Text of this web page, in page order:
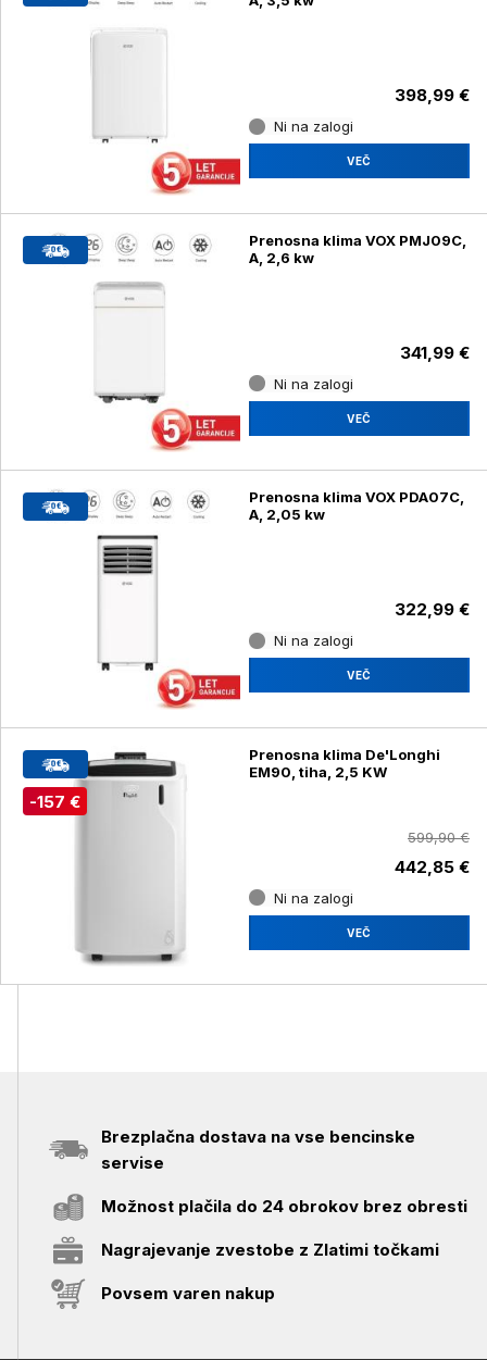
398,99 €
Ni na zalogi
VEČ
Prenosna klima VOX PMJ09C,
A, 2,6 kw
341,99 €
Ni na zalogi
VEČ
Prenosna klima VOX PDA07C,
A, 2,05 kw
322,99 €
Ni na zalogi
VEČ
-157 €
Prenosna klima De'Longhi
EM90, tiha, 2,5 KW
599,90 €
442,85 €
Ni na zalogi
VEČ
Brezplačna dostava na vse bencinske
servise
Možnost plačila do 24 obrokov brez obresti
Nagrajevanje zvestobe z Zlatimi točkami
Povsem varen nakup